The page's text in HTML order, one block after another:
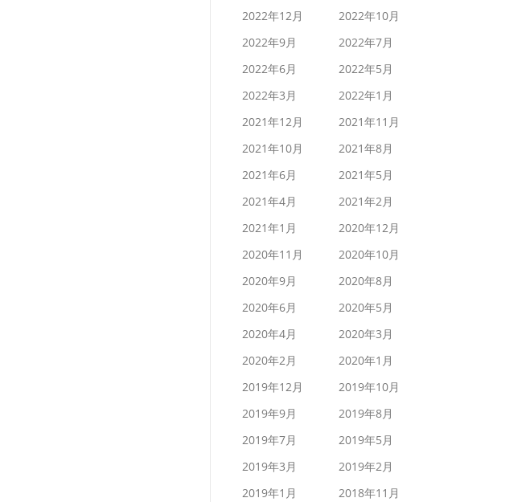
2022年12月
2022年10月
2022年9月
2022年7月
2022年6月
2022年5月
2022年3月
2022年1月
2021年12月
2021年11月
2021年10月
2021年8月
2021年6月
2021年5月
2021年4月
2021年2月
2021年1月
2020年12月
2020年11月
2020年10月
2020年9月
2020年8月
2020年6月
2020年5月
2020年4月
2020年3月
2020年2月
2020年1月
2019年12月
2019年10月
2019年9月
2019年8月
2019年7月
2019年5月
2019年3月
2019年2月
2019年1月
2018年11月